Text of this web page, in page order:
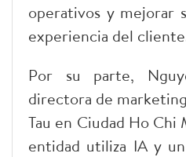
operativos y mejorar
experiencia del
Por su parte,
directora de
Tau en Ciudad Ho
entidad utiliza IA y